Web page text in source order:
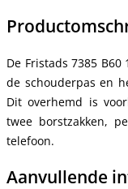
De Fristads 7385
de schouderpas en
Dit overhemd is
twee borstzakken,
telefoon.
Aanvullende